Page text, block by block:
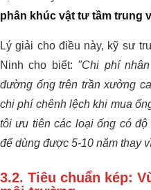
phân khúc vật tư tầm trung
Lý giải cho điều này, kỹ sư
Ninh cho biết: "Chi phí
đường ống trên trần xưởng
chi phí chênh lệch khi mua
tôi ưu tiên các loại ống có
để dùng được 5-10 năm thay
3.2. Tiêu chuẩn kép: